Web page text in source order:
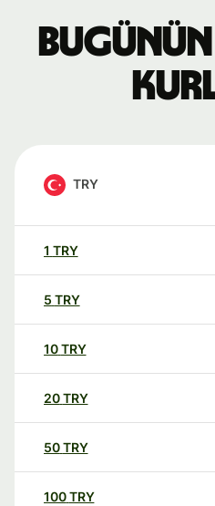
Bugünün
TRY
1 TRY
5 TRY
10TRY
20TRY
50TRY
100TRY